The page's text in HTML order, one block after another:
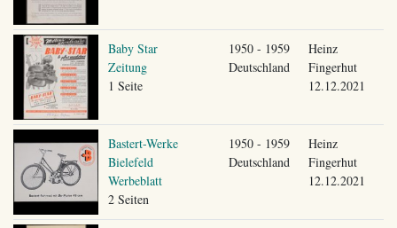
Baby Star
Zeitung
1 Seite
1950 - 1959
Deutschland
Heinz
Fingerhut
12.12.2021
Bastert-Werke
Bielefeld
Werbeblatt
2 Seiten
1950 - 1959
Deutschland
Heinz
Fingerhut
12.12.2021